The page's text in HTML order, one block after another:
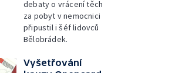
debaty o vrácení těch
za pobyt v nemocnici
připustil i šéf lidovců
Bělobrádek.
Vyšetřování